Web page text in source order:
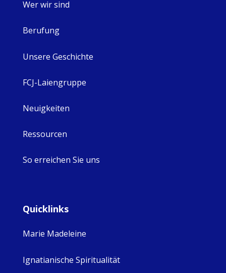
Wer wir sind
Berufung
Unsere Geschichte
FCJ-Laiengruppe
Neuigkeiten
Ressourcen
So erreichen Sie uns
Quicklinks
Marie Madeleine
Ignatianische Spiritualität